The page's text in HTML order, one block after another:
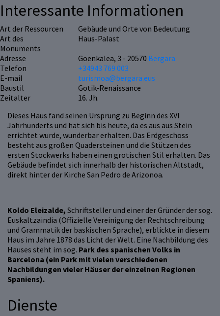
Dieses Haus fand seinen Ursprung zu Beginn des XVI
Jahrhunderts und hat sich bis heute, da es aus aus Stein
errichtet wurde, wunderbar erhalten. Das Erdgeschoss
besteht aus großen Quadersteinen und die Stützen des
ersten Stockwerks haben einen grotischen Stil erhalten. Das
Gebäude befindet sich innerhalb der historischen Altstadt,
direkt hinter der Kirche San Pedro de Arizonoa.
Koldo Eleizalde, Schriftsteller und einer der Gründer der sog.
Euskaltzaindia (Offizielle Vereinigung der Rechtschreibung
und Grammatik der baskischen Sprache), erblickte in diesem
Haus im Jahre 1878 das Licht der Welt. Eine Nachbildung des
Hauses steht im sog. Park des spanischen Volks in
Barcelona (ein Park mit vielen verschiedenen
Nachbildungen vieler Häuser der einzelnen Regionen
Spaniens).
Interessante Informationen
Art der Ressourcen
Gebäude und Orte von Bedeutung
Art des
Monuments
Haus-Palast
Adresse
Goenkalea, 3 - 20570 Bergara
Telefon
+34943 769 003
E-mail
turismoa@bergara.eus
Baustil
Gotik-Renaissance
Zeitalter
16. Jh.
Dienste